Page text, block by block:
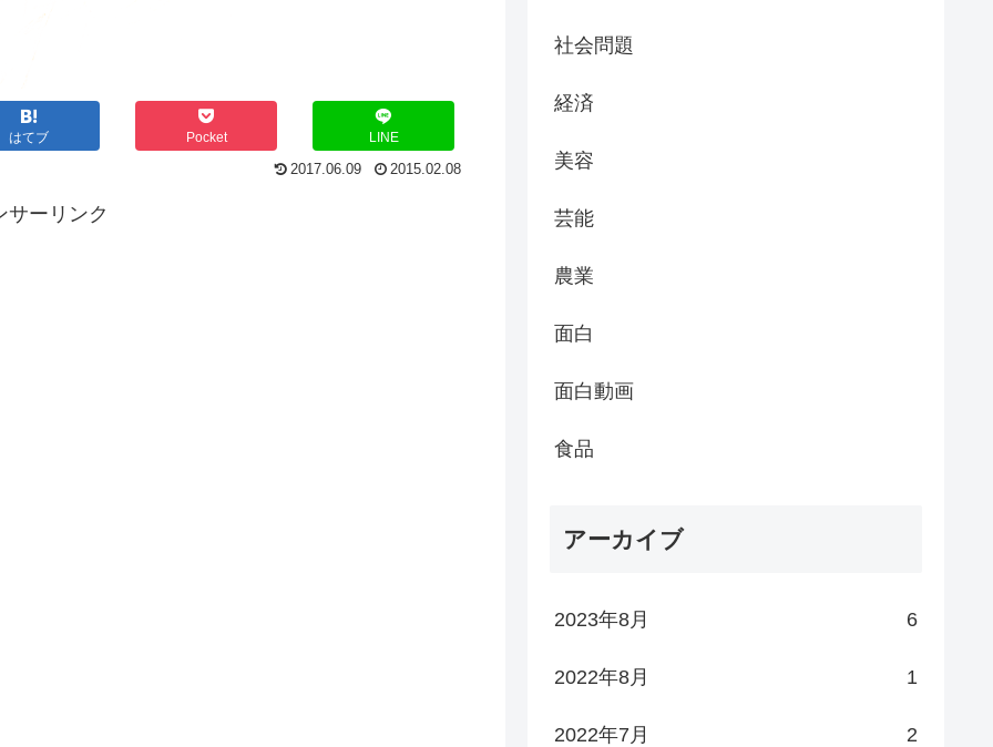
はてブ Pocket LINE
2017.06.09 2015.02.08
サーリンク
社会問題
経済
美容
芸能
農業
面白
面白動画
食品
アーカイブ
2023年8月 6
2022年8月 1
2022年7月 2